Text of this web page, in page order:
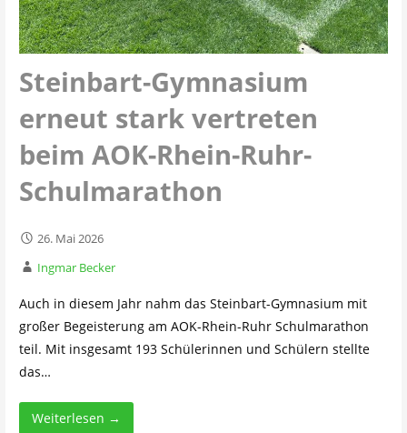
Steinbart-Gymnasium
erneut stark vertreten
beim AOK-Rhein-Ruhr-
Schulmarathon
26. Mai 2026
Ingmar Becker
Auch in diesem Jahr nahm das Steinbart-Gymnasium mit
großer Begeisterung am AOK-Rhein-Ruhr Schulmarathon
teil. Mit insgesamt 193 Schülerinnen und Schülern stellte
das…
Weiterlesen →